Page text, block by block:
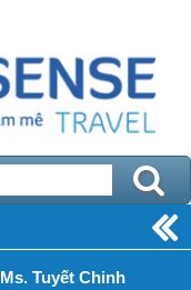
Ms. Tuyết Chinh